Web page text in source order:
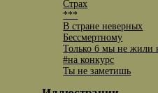
Страх
***
В стране неверных
Бессмертному
Только б мы не жили
#на конкурс
Ты не заметишь